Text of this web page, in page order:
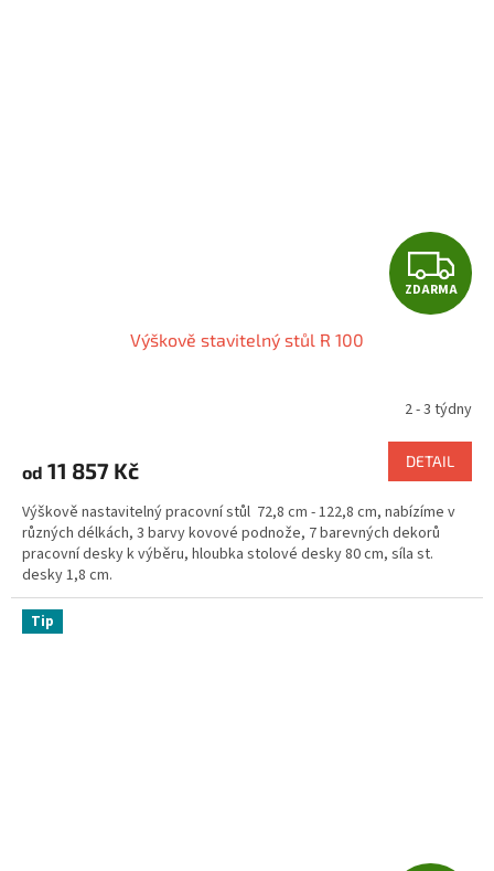
Z
D
R
M
A
ZDARMA
Výškově stavitelný stůl R 100
2 - 3 týdny
od 11 857 Kč DETAIL
Výškově nastavitelný pracovní stůl 72,8 cm - 122,8 cm, nabízíme v
různých délkách, 3 barvy kovové podnože, 7 barevných dekorů
pracovní desky k výběru, hloubka stolové desky 80 cm, síla st.
desky 1,8 cm.
Tip